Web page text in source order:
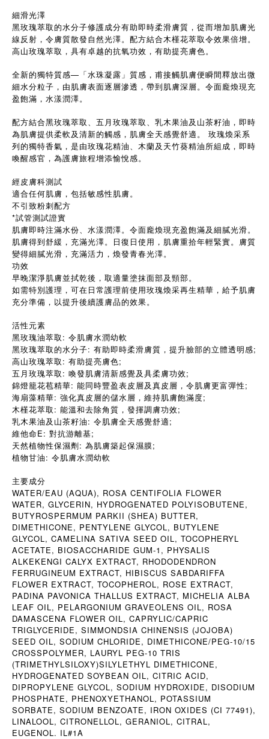
細滑光澤
黑玫瑰萃取的水分子修護成分有助即時柔滑膚質，從而增加肌膚光
線反射，令膚質散發自然光澤。配方結合木槿花萃取令效果倍增。
高山玫瑰萃取，具有卓越的抗氧功效，有助提亮膚色。
全新的獨特質感—「水珠凝露」質感，甫接觸肌膚便瞬間釋放出微
細水分粒子，由肌膚表面逐層滲透，帶到肌膚深層。令面龐煥現充
盈飽滿，水漾潤澤。
配方結合黑玫瑰萃取、五月玫瑰萃取、乳木果油及山茶籽油，即時
為肌膚提供柔軟及清新的觸感，肌膚全天感覺舒適。 玫瑰煥采系
列的獨特香氣，是由玫瑰花精油、木蘭及天竹葵精油所組成，即時
喚醒感官，為護膚旅程增添愉悅感。
經皮膚科測試
適合任何肌膚，包括敏感性肌膚。
不引致粉刺配方
*試管測試證實
肌膚即時注滿水份、水漾潤澤。令面龐煥現充盈飽滿及細膩光滑。
肌膚得到舒緩，充滿光澤。日復日使用，肌膚重拾年輕緊實。膚質
變得細膩光滑，充滿活力，煥發青春光澤。
功效
早晚潔淨肌膚並拭乾後，取適量塗抹面部及頸部。
如需特別護理，可在日常護理前使用玫瑰煥采再生精華，給予肌膚
充分準備，以提升後續護膚品的效果。
活性元素
黑玫瑰油萃取: 令肌膚水潤幼軟
黑玫瑰萃取的水分子: 有助即時柔滑膚質，提升臉部的立體透明感;
高山玫瑰萃取: 有助提亮膚色;
五月玫瑰萃取: 喚發肌膚清新感覺及具柔膚功效;
錦燈籠花苞精華: 能同時豐盈表皮層及真皮層，令肌膚更富彈性;
海扇藻精華: 強化真皮層的儲水層，維持肌膚飽滿度;
木槿花萃取: 能溫和去除角質，發揮調膚功效;
乳木果油及山茶籽油: 令肌膚全天感覺舒適;
維他命E: 對抗游離基;
天然植物性保濕劑: 為肌膚築起保濕膜;
植物甘油: 令肌膚水潤幼軟
主要成分
WATER/EAU (AQUA), ROSA CENTIFOLIA FLOWER
WATER, GLYCERIN, HYDROGENATED POLYISOBUTENE,
BUTYROSPERMUM PARKII (SHEA) BUTTER,
DIMETHICONE, PENTYLENE GLYCOL, BUTYLENE
GLYCOL, CAMELINA SATIVA SEED OIL, TOCOPHERYL
ACETATE, BIOSACCHARIDE GUM-1, PHYSALIS
ALKEKENGI CALYX EXTRACT, RHODODENDRON
FERRUGINEUM EXTRACT, HIBISCUS SABDARIFFA
FLOWER EXTRACT, TOCOPHEROL, ROSE EXTRACT,
PADINA PAVONICA THALLUS EXTRACT, MICHELIA ALBA
LEAF OIL, PELARGONIUM GRAVEOLENS OIL, ROSA
DAMASCENA FLOWER OIL, CAPRYLIC/CAPRIC
TRIGLYCERIDE, SIMMONDSIA CHINENSIS (JOJOBA)
SEED OIL, SODIUM CHLORIDE, DIMETHICONE/PEG-10/15
CROSSPOLYMER, LAURYL PEG-10 TRIS
(TRIMETHYLSILOXY)SILYLETHYL DIMETHICONE,
HYDROGENATED SOYBEAN OIL, CITRIC ACID,
DIPROPYLENE GLYCOL, SODIUM HYDROXIDE, DISODIUM
PHOSPHATE, PHENOXYETHANOL, POTASSIUM
SORBATE, SODIUM BENZOATE, IRON OXIDES (CI 77491),
LINALOOL, CITRONELLOL, GERANIOL, CITRAL,
EUGENOL. IL#1A